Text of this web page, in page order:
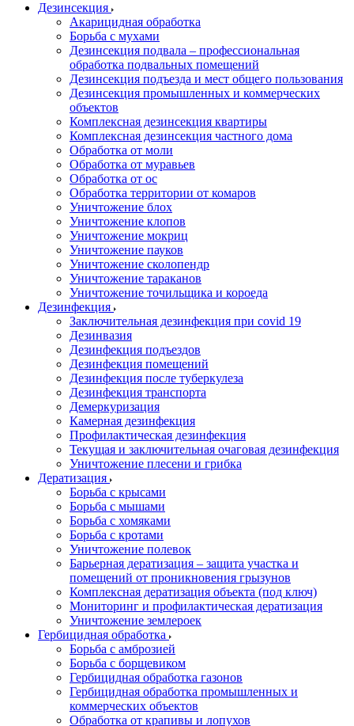
Дезинсекция
Акарицидная обработка
Борьба с мухами
Дезинсекция подвала – профессиональная
обработка подвальных помещений
Дезинсекция подъезда и мест общего пользования
Дезинсекция промышленных и коммерческих
объектов
Комплексная дезинсекция квартиры
Комплексная дезинсекция частного дома
Обработка от моли
Обработка от муравьев
Обработка от ос
Обработка территории от комаров
Уничтожение блох
Уничтожение клопов
Уничтожение мокриц
Уничтожение пауков
Уничтожение сколопендр
Уничтожение тараканов
Уничтожение точильщика и короеда
Дезинфекция
Заключительная дезинфекция при covid 19
Дезинвазия
Дезинфекция подъездов
Дезинфекция помещений
Дезинфекция после туберкулеза
Дезинфекция транспорта
Демеркуризация
Камерная дезинфекция
Профилактическая дезинфекция
Текущая и заключительная очаговая дезинфекция
Уничтожение плесени и грибка
Дератизация
Борьба с крысами
Борьба с мышами
Борьба с хомяками
Борьба с кротами
Уничтожение полевок
Барьерная дератизация – защита участка и
помещений от проникновения грызунов
Комплексная дератизация объекта (под ключ)
Мониторинг и профилактическая дератизация
Уничтожение землероек
Гербицидная обработка
Борьба с амброзией
Борьба с борщевиком
Гербицидная обработка газонов
Гербицидная обработка промышленных и
коммерческих объектов
Обработка от крапивы и лопухов